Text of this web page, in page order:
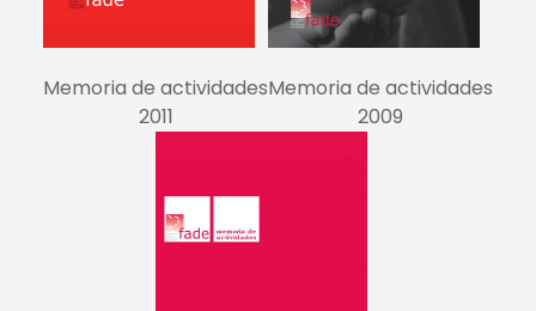
Memoria de actividades
2011
Memoria de actividades
2009